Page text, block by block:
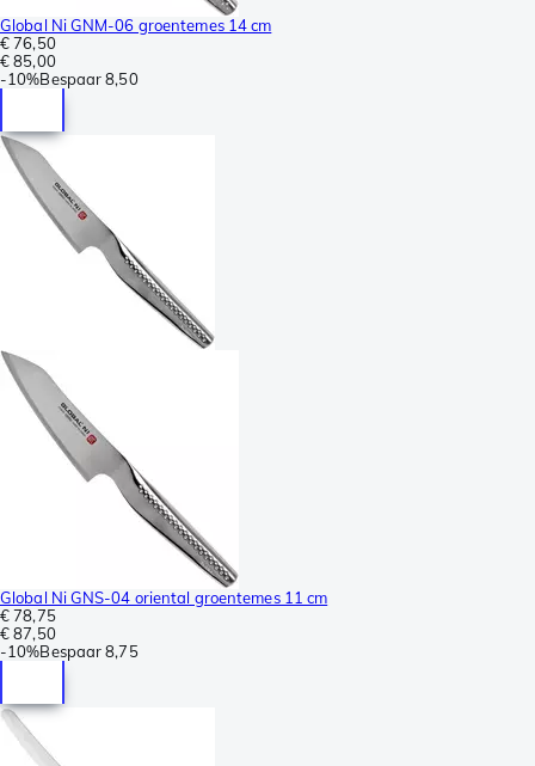
Global Ni GNM-06 groentemes 14 cm
€ 76,50
€ 85,00
-10%Bespaar 8,50
Global Ni GNS-04 oriental groentemes 11 cm
€ 78,75
€ 87,50
-10%Bespaar 8,75